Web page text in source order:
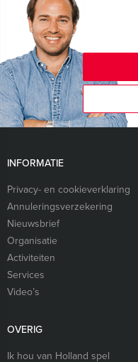
INFORMATIE
Privacy- en cookieverklaring
Annuleringsverzekering
Nieuwsbrief
Organisatie
Activiteiten
Services
Video’s
OVERIG
Ik hou van Holland spel